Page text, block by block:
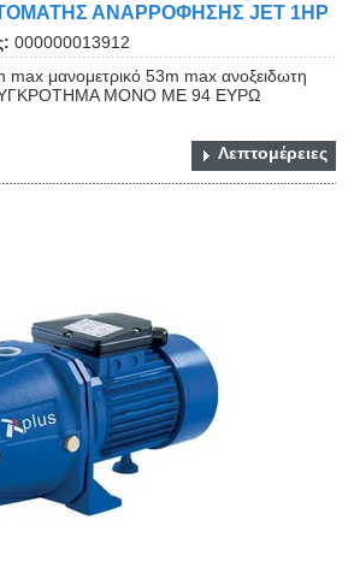
ΑΝΑΡΡΟΦΗΣΗΣ JET 1HP
000000013912
μανομετρικό 53m max ανοξειδωτη
ΜΟΝΟ ΜΕ 94 ΕΥΡΩ
Λεπτομέρειες